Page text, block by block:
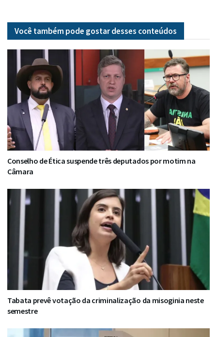
Você também pode gostar desses conteúdos
Conselho de Ética suspende três deputados por motim na
Câmara
Tabata prevê votação da criminalização da misoginia neste
semestre